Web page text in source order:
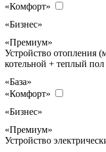
«Комфорт»
«Бизнес»
«Премиум»
Устройство отопления
котельной + теплый
«База»
«Комфорт»
«Бизнес»
«Премиум»
Устройство